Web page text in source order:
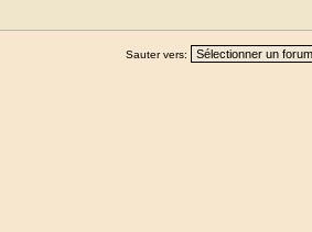
Sauter vers: